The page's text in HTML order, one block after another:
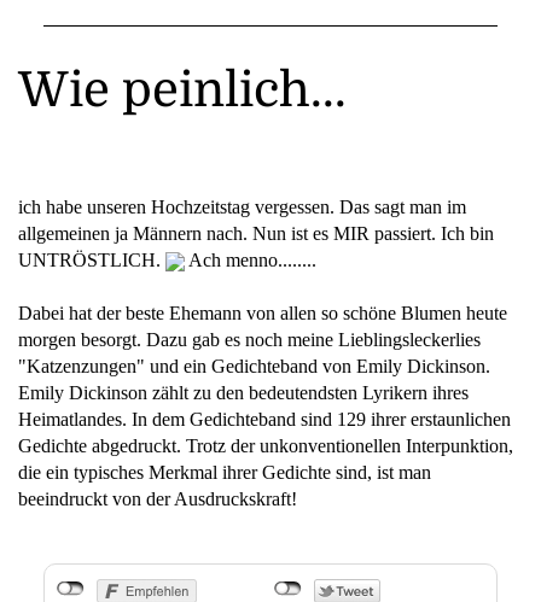
Wie peinlich...
ich habe unseren Hochzeitstag vergessen. Das sagt man im
allgemeinen ja Männern nach. Nun ist es MIR passiert. Ich bin
UNTRÖSTLICH.
Ach menno........
Dabei hat der beste Ehemann von allen so schöne Blumen heute
morgen besorgt. Dazu gab es noch meine Lieblingsleckerlies
"Katzenzungen" und ein Gedichteband von Emily Dickinson.
Emily Dickinson zählt zu den bedeutendsten Lyrikern ihres
Heimatlandes. In dem Gedichteband sind 129 ihrer erstaunlichen
Gedichte abgedruckt. Trotz der unkonventionellen Interpunktion,
die ein typisches Merkmal ihrer Gedichte sind, ist man
beeindruckt von der Ausdruckskraft!